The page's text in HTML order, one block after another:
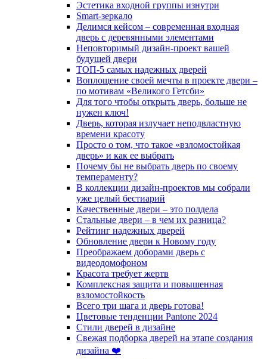
Эстетика входной группы изнутри
Smart-зеркало
Делимся кейсом – современная входная
дверь с деревянными элементами
Неповторимый дизайн-проект вашей
будущей двери
ТОП-5 самых надежных дверей
Воплощение своей мечты в проекте двери –
по мотивам «Великого Гетсби»
Для того чтобы открыть дверь, больше не
нужен ключ!
Дверь, которая излучает неподвластную
времени красоту
Просто о том, что такое «взломостойкая
дверь» и как ее выбрать
Почему бы не выбрать дверь по своему
темпераменту?
В коллекции дизайн-проектов мы собрали
уже целый бестиарий
Качественные двери – это полдела
Стальные двери – в чем их разница?
Рейтинг надежных дверей
Обновление двери к Новому году
Преображаем доборами дверь с
видеодомофоном
Красота требует жертв
Комплексная защита и повышенная
взломостойкость
Всего три шага и дверь готова!
Цветовые тенденции Pantone 2024
Стили дверей в дизайне
Свежая подборка дверей на этапе создания
дизайна ❤️